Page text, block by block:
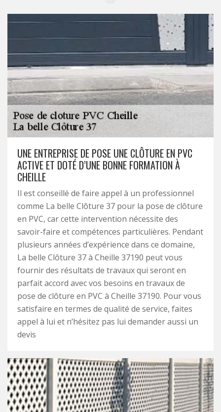
UNE ENTREPRISE DE POSE UNE CLÔTURE EN PVC
ACTIVE ET DOTÉ D’UNE BONNE FORMATION À
CHEILLE
Il est conseillé de faire appel à un professionnel
comme La belle Clôture 37 pour la pose de clôture
en PVC, car cette intervention nécessite des
savoir-faire et compétences particulières. Pendant
plusieurs années d’expérience dans ce domaine,
La belle Clôture 37 à Cheille 37190 peut vous
fournir des résultats de travaux qui seront en
parfait accord avec vos besoins en travaux de
pose de clôture en PVC à Cheille 37190. Pour vous
satisfaire en termes de qualité de service, faites
appel à lui et n’hésitez pas lui demander aussi un
devis